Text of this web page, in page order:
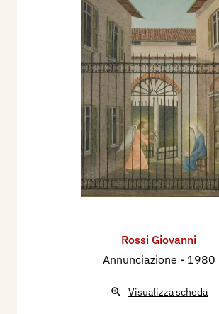
Rossi Giovanni
Annunciazione - 1980
Visualizza scheda